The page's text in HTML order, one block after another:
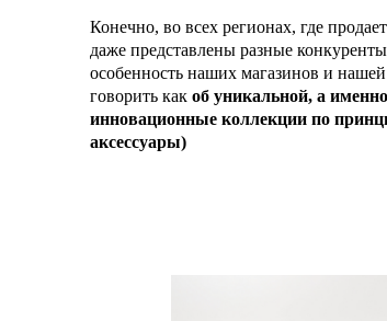
Конечно, во всех регионах, где
даже представлены разные
особенность наших магазинов и
говорить как об уникальной, а
инновационные коллекции по
аксессуары)